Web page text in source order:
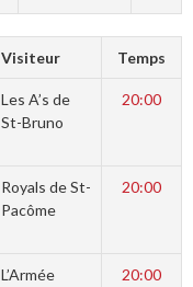
Visiteur Temps
Les A’s de
St-Bruno
20:00
Royals de St-
Pacôme
20:00
L’Armée
20:00